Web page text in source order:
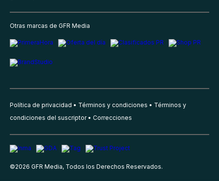
Otras marcas de GFR Media
Política de privacidad Términos y condiciones
Términos y
condiciones del suscriptor
Correcciones
©2026 GFR Media, Todos los Derechos Reservados.